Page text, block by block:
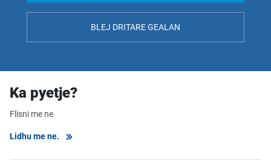
BLEJ DRITARE GEALAN
Ka pyetje?
Flisni me ne
Lidhu me ne.